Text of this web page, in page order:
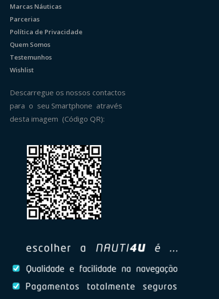
Marcas Náuticas
Parcerias
Política de Privacidade
Quem Somos
Testemunhos
Wishlist
Descarregue os nossos contactos
para o seu Smartphone através
desta imagem (Código QR):